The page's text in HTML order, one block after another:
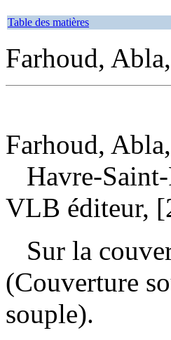
Table des matières
Farhoud,
Farhoud,
Havre-
VLB éditeur,
Sur la
(Couverture
souple).